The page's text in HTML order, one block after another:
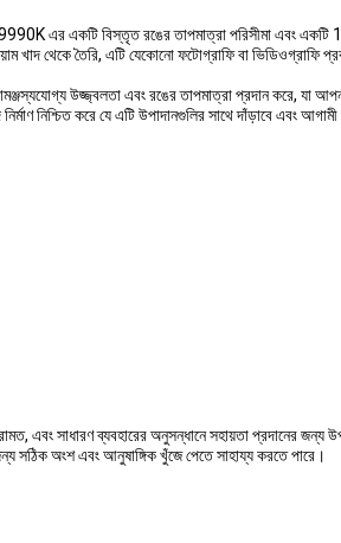
এর একটি বিস্তৃত রঙের তাপমাত্রা পরিসীমা এবং
থেকে তৈরি, এটি যেকোনো ফটোগ্রাফি বা ভিডিওগ্রাফি
উজ্জ্বলতা এবং রঙের তাপমাত্রা প্রদান করে, যা
নিশ্চিত করে যে এটি উপাদানগুলির সাথে দাঁড়াবে এবং
এবং সাধারণ ব্যবহারের অনুসন্ধানে সহায়তা প্রদানের জন্য
সঠিক অংশ এবং আনুষাঙ্গিক খুঁজে পেতে সাহায্য করতে পারে।